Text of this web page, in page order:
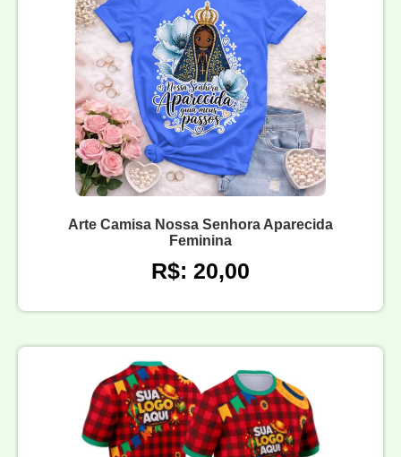
Arte Camisa Nossa Senhora Aparecida
Feminina
R$: 20,00